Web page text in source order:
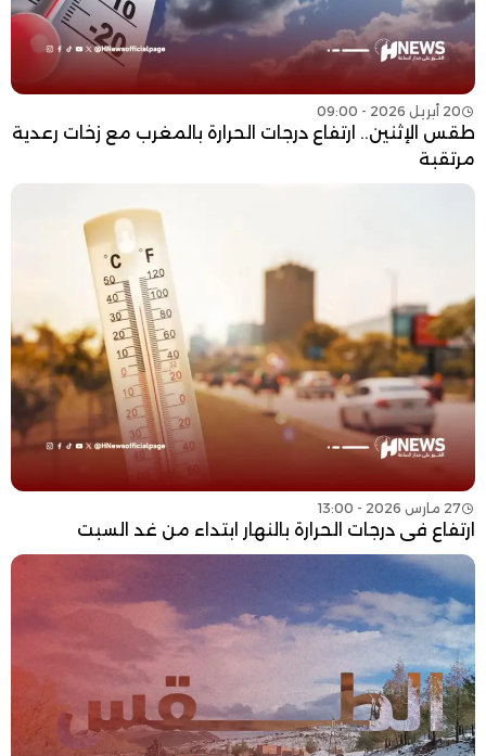
20 أبريل 2026 - 09:00
طقس الإثنين.. ارتفاع درجات الحرارة بالمغرب مع زخات رعدية
مرتقبة
27 مارس 2026 - 13:00
ارتفاع في درجات الحرارة بالنهار ابتداء من غد السبت